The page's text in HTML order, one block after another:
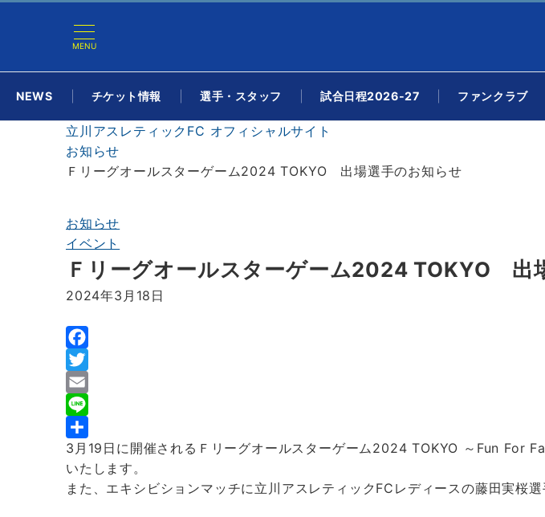
MENU
NEWS チケット情報 選手・スタッフ 試合日程2026-27 ファンクラブ
立川アスレティックFC オフィシャルサイト
お知らせ
Ｆリーグオールスターゲーム2024 TOKYO 出場選手のお知らせ
お知らせ
イベント
Ｆリーグオールスターゲーム2024 TOKYO 出
2024年3月18日
F
a
c
e
b
o
o
T
w
t
t
e
E
m
a
i
l
L
i
n
e
共
有
3月19日に開催されるＦリーグオールスターゲーム2024 TOKYO ～Fun For
いたします。
また、エキシビションマッチに立川アスレティックFCレディースの藤田実桜選